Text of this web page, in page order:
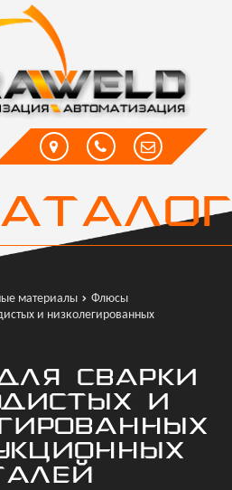
материалы
Флюсы
и низколегированных
СВАРКИ
И